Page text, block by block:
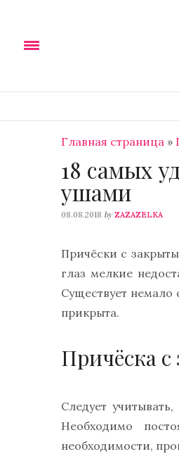
Главная страница »
18 самых
ушами
08.08.2018 by ZAZAZELKA
Причёски с
глаз мелкие
Существует немало
прикрыта.
Причёска
Следует
Необходимо
необходимости,